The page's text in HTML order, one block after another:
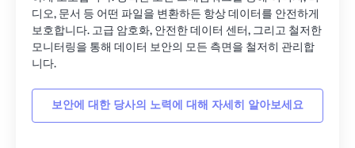
디오, 문서 등 어떤 파일을 변환하든 항상 데이터를 안전하게
보호합니다. 고급 암호화, 안전한 데이터 센터, 그리고 철저한
모니터링을 통해 데이터 보안의 모든 측면을 철저히 관리합
니다.
보안에 대한 당사의 노력에 대해 자세히 알아보세요